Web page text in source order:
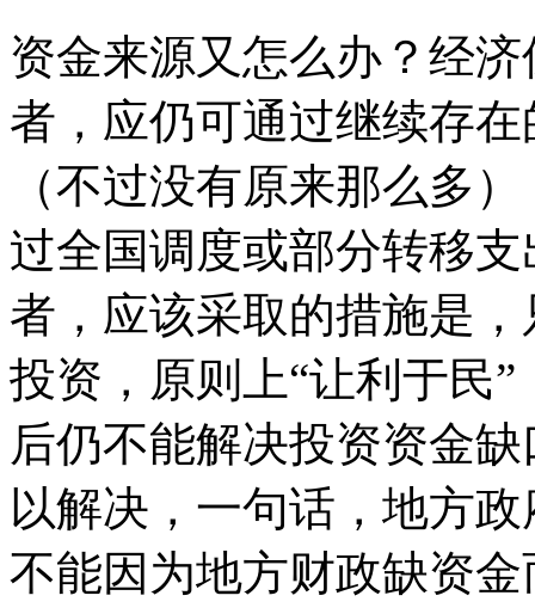
资金来源又怎么办？经
者，应仍可通过继续存
（不过没有原来那么多
过全国调度或部分转移
者，应该采取的措施是
投资，原则上“让利于民
后仍不能解决投资资金
以解决，一句话，地方
不能因为地方财政缺资